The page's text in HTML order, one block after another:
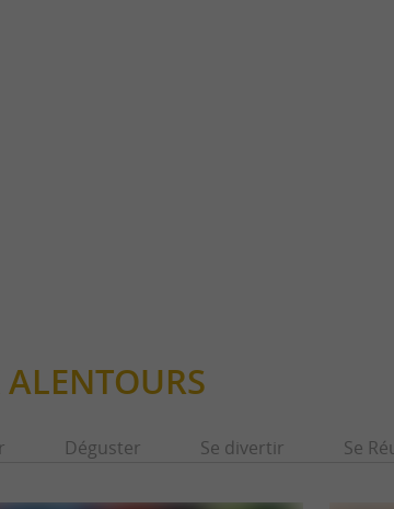
Déguster Se divertir Se